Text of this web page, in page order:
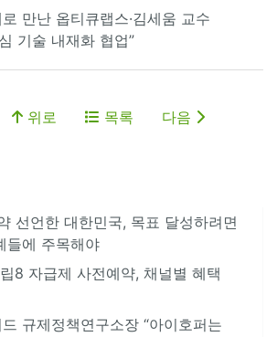
만난 옵티큐랩스·김세움 교수
기술 내재화 협업”
위로 목록 다음
선언한 대한민국, 목표 달성하려면
들에 주목해야
8 자급제 사전예약, 채널별 혜택
규제정책연구소장 “아이호퍼는